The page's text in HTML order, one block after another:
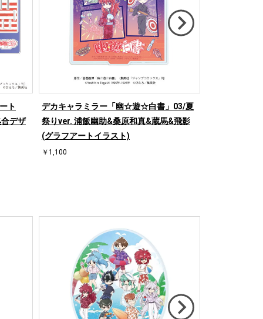
ト
デザ
デカキャラミラー「幽☆遊☆白書」03/夏
祭りver. 浦飯幽助&桑原和真&蔵馬&飛影
(グラフアートイラスト)
￥1,100